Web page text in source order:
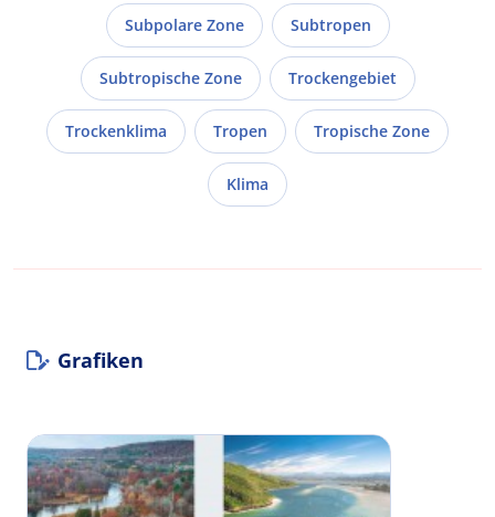
Subpolare Zone Subtropen
Subtropische Zone Trockengebiet
Trockenklima Tropen Tropische Zone
Klima
Grafiken